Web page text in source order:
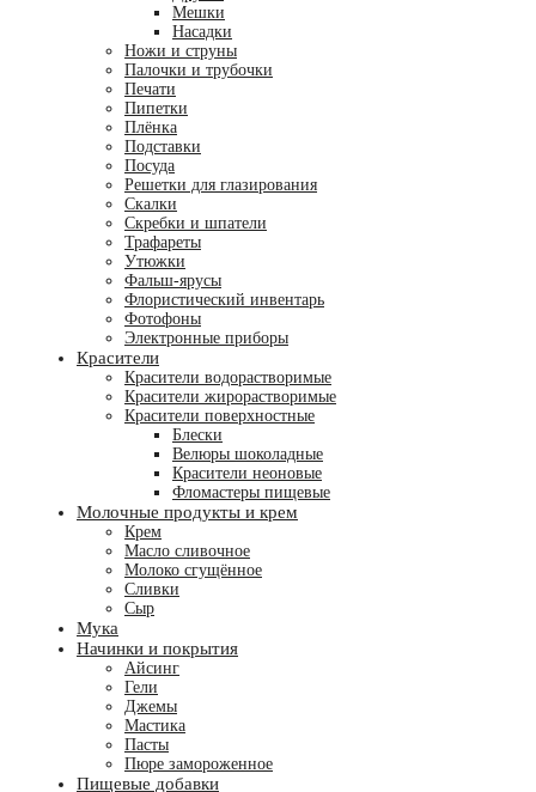
Мешки
Насадки
Ножи и струны
Палочки и трубочки
Печати
Пипетки
Плёнка
Подставки
Посуда
Решетки для глазирования
Скалки
Скребки и шпатели
Трафареты
Утюжки
Фальш-ярусы
Флористичес­кий инвентарь
Фотофоны
Электронные приборы
Красители
Красители водорастворимые
Красители жирорастворимые
Красители поверхностные
Блески
Велюры шоколадные
Красители неоновые
Фломастеры пищевые
Молочные продукты и крем
Крем
Масло сливочное
Молоко сгущённое
Сливки
Сыр
Мука
Начинки и покрытия
Айсинг
Гели
Джемы
Мастика
Пасты
Пюре замороженное
Пищевые добавки